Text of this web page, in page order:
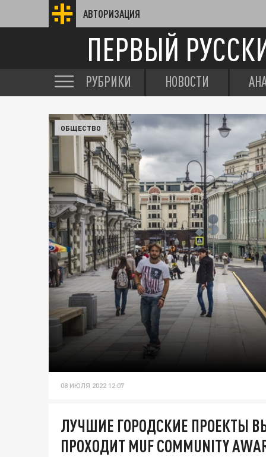
АВТОРИЗАЦИЯ
ПЕРВЫЙ
РУБРИКИ НОВОСТИ
ОБЩЕСТВО
08 ИЮЛЯ 2022 12:07
ЛУЧШИЕ ГОРОДСКИЕ ПРОЕКТЫ
ПРОХОДИТ MUF COMMUNITY